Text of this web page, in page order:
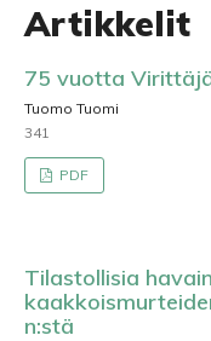
Artikkelit
75 vuotta
Tuomo Tuomi
341
PDF
Tilastollisia
n:stä